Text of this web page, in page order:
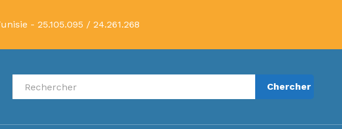
- 25.105.095 / 24.261.268
Recherche Chercher